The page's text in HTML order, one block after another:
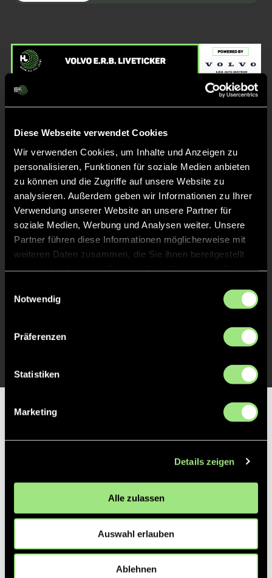
Diese Webseite verwendet Cookies
Wir verwenden Cookies, um Inhalte und Anzeigen zu
personalisieren, Funktionen für soziale Medien anbieten
zu können und die Zugriffe auf unsere Website zu
analysieren. Außerdem geben wir Informationen zu Ihrer
Verwendung unserer Website an unsere Partner für
soziale Medien, Werbung und Analysen weiter. Unsere
Partner führen diese Informationen möglicherweise mit
weiteren Daten zusammen, die Sie ihnen bereitgestellt
Notwendig
Präferenzen
Statistiken
Marketing
Details zeigen
Alle zulassen
Auswahl erlauben
Ablehnen
Liveticker
Keine Daten verfügbar.
Partner